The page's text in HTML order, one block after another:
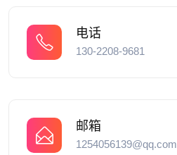
电话
130-2208-9681
邮箱
1254056139@qq.com